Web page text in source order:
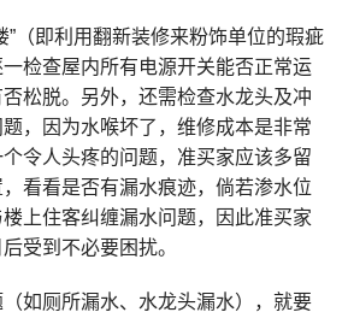
”（即利用翻新装修来粉饰单位的瑕疵
检查屋内所有电源开关能否正常运
松脱。另外，还需检查水龙头及冲
，因为水喉坏了，维修成本是非常
令人头疼的问题，准买家应该多留
看看是否有漏水痕迹，倘若渗水位
上住客纠缠漏水问题，因此准买家
受到不必要困扰。
如厕所漏水、水龙头漏水），就要